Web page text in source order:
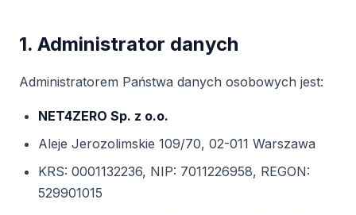
1. Administrator danych
Administratorem Państwa danych osobowych jest:
NET4ZERO Sp. z o.o.
Aleje Jerozolimskie 109/70, 02-011 Warszawa
KRS: 0001132236, NIP: 7011226958, REGON:
529901015